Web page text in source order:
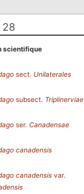
28
scientifique
sect. Unilaterales
subsect. Triplinerviae
ser. Canadensae
canadensis
canadensis var.